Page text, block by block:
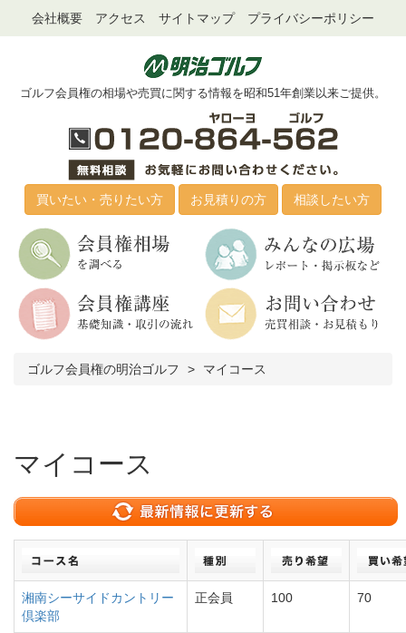
会社概要 アクセス サイトマップ プライバシーポリシー
ゴルフ会員権の相場や売買に関する情報を昭和51年創業以来ご提供。
買いたい・売りたい方 お見積りの方 相談したい方
ゴルフ会員権の明治ゴルフ マイコース
マイコース
湘南シーサイドカントリー
倶楽部
正会員 100 70